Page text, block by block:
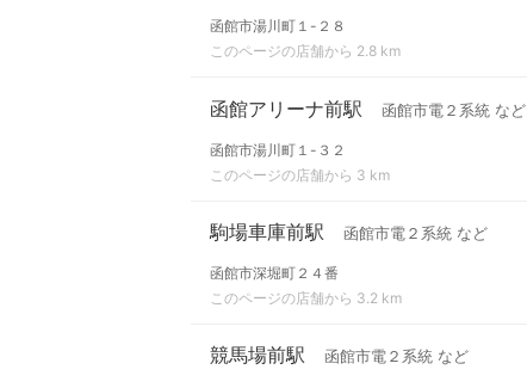
函館市湯川町１-２８
このページの店舗から 2.8 km
函館アリーナ前駅 函館市電２系統 など
函館市湯川町１-３２
このページの店舗から 3 km
駒場車庫前駅 函館市電２系統 など
函館市深堀町２４番
このページの店舗から 3.2 km
競馬場前駅 函館市電２系統 など